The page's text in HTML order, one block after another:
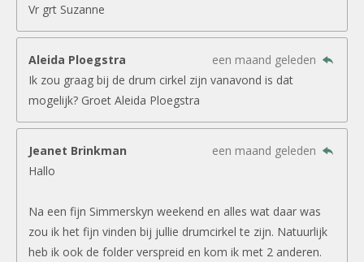
Vr grt Suzanne
Aleida Ploegstra
een maand geleden
Ik zou graag bij de drum cirkel zijn vanavond is dat
mogelijk? Groet Aleida Ploegstra
Jeanet Brinkman
een maand geleden
Hallo
Na een fijn Simmerskyn weekend en alles wat daar was
zou ik het fijn vinden bij jullie drumcirkel te zijn. Natuurlijk
heb ik ook de folder verspreid en kom ik met 2 anderen.